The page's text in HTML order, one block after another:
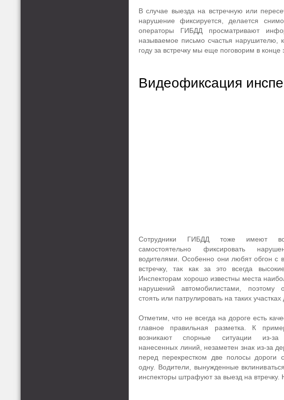
В случае выезда на встречную или
нарушение фиксируется, делается
операторы ГИБДД просматривают
называемое письмо счастья
году за встречку мы еще поговорим в конце
Видеофиксация
Сотрудники ГИБДД тоже имеют
самостоятельно фиксировать
водителями. Особенно они любят обгон с
встречку, так как за это всегда
Инспекторам хорошо известны места
нарушений автомобилистами, поэтому
стоять или патрулировать на таких участках
Отметим, что не всегда на дороге есть
главное правильная разметка. К
возникают спорные ситуации из-за
нанесенных линий, незаметен знак из-за
перед перекрестком две полосы дороги
одну. Водители, вынужденные
инспекторы штрафуют за выезд на